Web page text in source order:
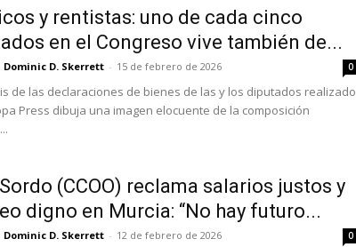
y rentistas: uno de cada cinco
en el Congreso vive también de...
Dominic D. Skerrett - 15 de febrero de 2026 0
de las declaraciones de bienes de las y los diputados realizado
Press dibuja una imagen elocuente de la composición
(CCOO) reclama salarios justos y
digno en Murcia: “No hay futuro...
Dominic D. Skerrett - 12 de febrero de 2026 0